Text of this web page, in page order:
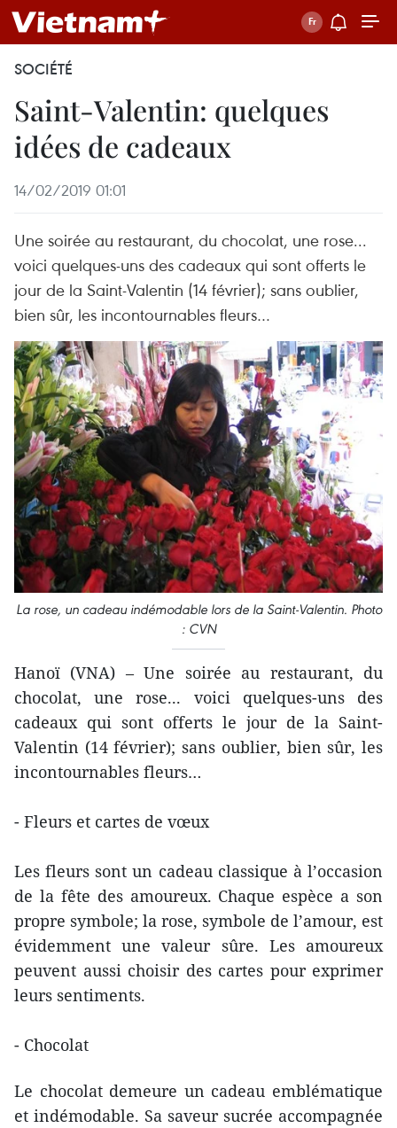
SOCIÉTÉ
Saint-Valentin: quelques
idées de cadeaux
14/02/2019 01:01
Une soirée au restaurant, du chocolat, une rose...
voici quelques-uns des cadeaux qui sont offerts le
jour de la Saint-Valentin (14 février); sans oublier,
bien sûr, les incontournables fleurs…
La rose, un cadeau indémodable lors de la Saint-Valentin. Photo
: CVN
Hanoï (VNA) – Une soirée au restaurant, du
chocolat, une rose... voici quelques-uns des
cadeaux qui sont offerts le jour de la Saint-
Valentin (14 février); sans oublier, bien sûr, les
incontournables fleurs…
- Fleurs et cartes de vœux
Les fleurs sont un cadeau classique à l’occasion
de la fête des amoureux. Chaque espèce a son
propre symbole; la rose, symbole de l’amour, est
évidemment une valeur sûre. Les amoureux
peuvent aussi choisir des cartes pour exprimer
leurs sentiments.
- Chocolat
Le chocolat demeure un cadeau emblématique
et indémodable. Sa saveur sucrée accompagnée